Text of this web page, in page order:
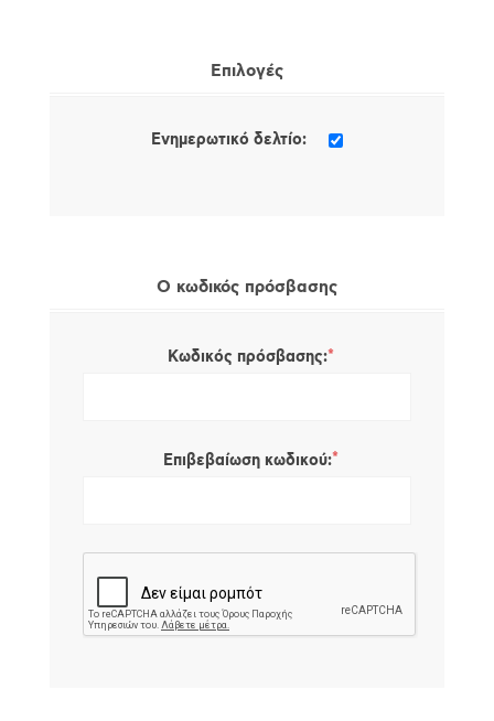
Επιλογές
Ενημερωτικό δελτίο:
Ο κωδικός πρόσβασης
Κωδικός πρόσβασης:*
Επιβεβαίωση κωδικού:*